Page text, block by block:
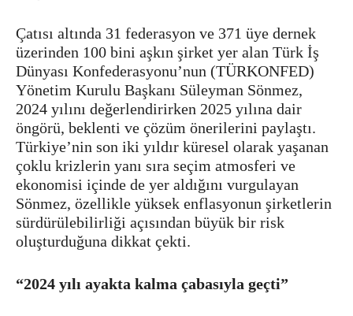
Çatısı altında 31 federasyon ve 371 üye dernek
üzerinden 100 bini aşkın şirket yer alan Türk İş
Dünyası Konfederasyonu’nun (TÜRKONFED)
Yönetim Kurulu Başkanı Süleyman Sönmez,
2024 yılını değerlendirirken 2025 yılına dair
öngörü, beklenti ve çözüm önerilerini paylaştı.
Türkiye’nin son iki yıldır küresel olarak yaşanan
çoklu krizlerin yanı sıra seçim atmosferi ve
ekonomisi içinde de yer aldığını vurgulayan
Sönmez, özellikle yüksek enflasyonun şirketlerin
sürdürülebilirliği açısından büyük bir risk
oluşturduğuna dikkat çekti.
“2024 yılı ayakta kalma çabasıyla geçti”